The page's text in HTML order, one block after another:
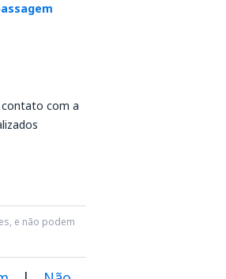
com a
e não podem